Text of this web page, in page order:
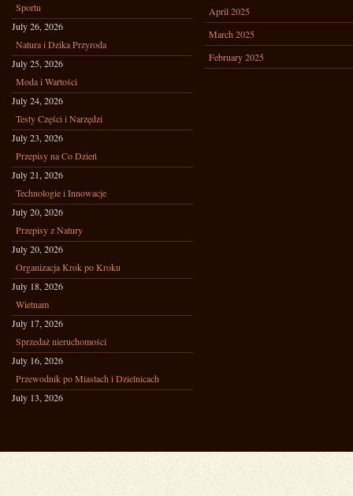
Sportu
July 26, 2026
Natura i Dzika Przyroda
July 25, 2026
Moda i Wartości
July 24, 2026
Testy Części i Narzędzi
July 23, 2026
Przepisy na Co Dzień
July 21, 2026
Technologie i Innowacje
July 20, 2026
Przepisy z Natury
July 20, 2026
Organizacja Krok po Kroku
July 18, 2026
Wietnam
July 17, 2026
Sprzedaż nieruchomości
July 16, 2026
Przewodnik po Miastach i Dzielnicach
July 13, 2026
April 2025
March 2025
February 2025